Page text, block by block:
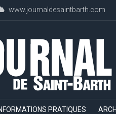
www.journaldesaintbarth.com
PRATIQUES